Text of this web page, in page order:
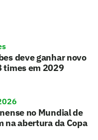
deve ganhar novo
times em 2029
no Mundial de
na abertura da Copa